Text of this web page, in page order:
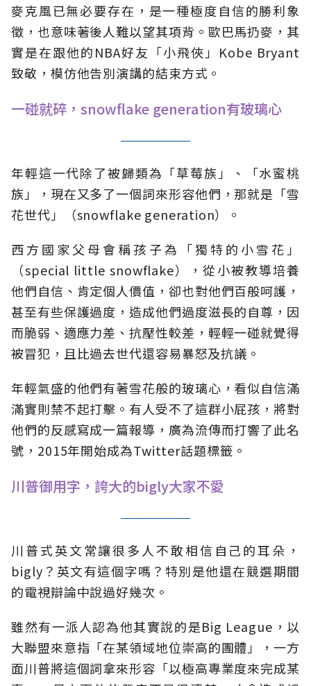
麥克風已無必要存在，是一種極度自信的勝利象
徵，也意味著後人難以望其項背。歐巴馬扔麥，其
實是在跟他的NBA好友「小飛俠」Kobe Bryant
致敬，模仿他告別演講的結束方式。
一碰就碎，snowflake generation有玻璃心
年輕這一代除了被歸類為「草莓族」、「水蜜桃
族」，現在又多了一個詞來形容他們，那就是「雪
花世代」（snowflake generation）。
西方國家父母會稱孩子為「獨特的小雪花」
（special little snowflake），從小被教導培養
他們自信、肯定個人價值，卻也對他們百般呵護，
甚至有些保護過度，造成他們過度滋長的自尊，因
而脆弱、適應力差、抗壓性較差，輕輕一碰就覺得
被冒犯，且比過去世代還容易暴怒及抗議。
年輕氣盛的他們有著雪花般的玻璃心，看似自信滿
滿實則禁不起打擊。有人受不了這群小屁孩，將對
他們的反感寫成一篇報導，廣為流傳而打響了此名
號，2015年開始成為Twitter話題標籤。
川普御用字，誇大的bigly大家不愛
川普式英文常讓很多人不敢相信自己的耳朵，
bigly？英文有這個字嗎？特別是他還在競選期間
的電視辯論中說過好幾次。
雖然有一派人認為他其實說的是Big League，以
大聯盟來意指「在某領域地位崇高的團體」，一方
面川普將這個詞拿來形容「以極高專業度來完成某